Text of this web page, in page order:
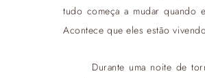
tudo começa a mudar quando
Acontece que eles estão
Durante uma noite de